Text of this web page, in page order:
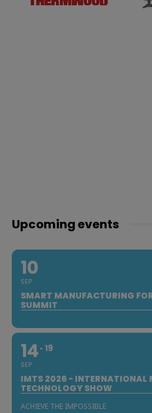
Upcoming events
10
SEP
SMART MANUFACTURING
SUMMIT
14
SEP
19
IMTS 2026 - INTERNATIONAL
TECHNOLOGY SHOW
ACHIEVE THE IMPOSSIBLE